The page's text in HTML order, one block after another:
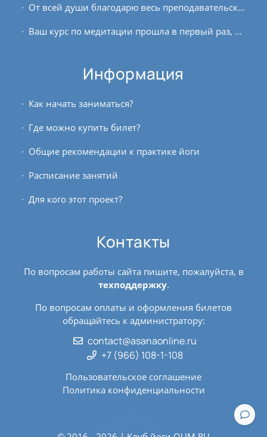
От всей души благодарю весь преподавательский состав! В начале был страх и растерянность, а сейчас такое чувство наполненности этими ценными знаниями, вера во благо. Стольким...
Ваш курс по медитации прошла в первый раз, но около полугода назад начала свои первые попытки медитировать самостоятельно! Большим отличием и трудностью для меня оказалась...
Информация
Как начать заниматься?
Где можно купить билет?
Общие рекомендации к практике йоги
Расписание занятий
Для кого этот проект?
Контакты
По вопросам работы сайта пишите, пожалуйста, в
техподдержку.
По вопросам оплаты и оформления билетов
обращайтесь к администратору:
contact@asanaonline.ru
+7 (966) 108-1-108
Пользовательское соглашение
Политика конфиденциальности